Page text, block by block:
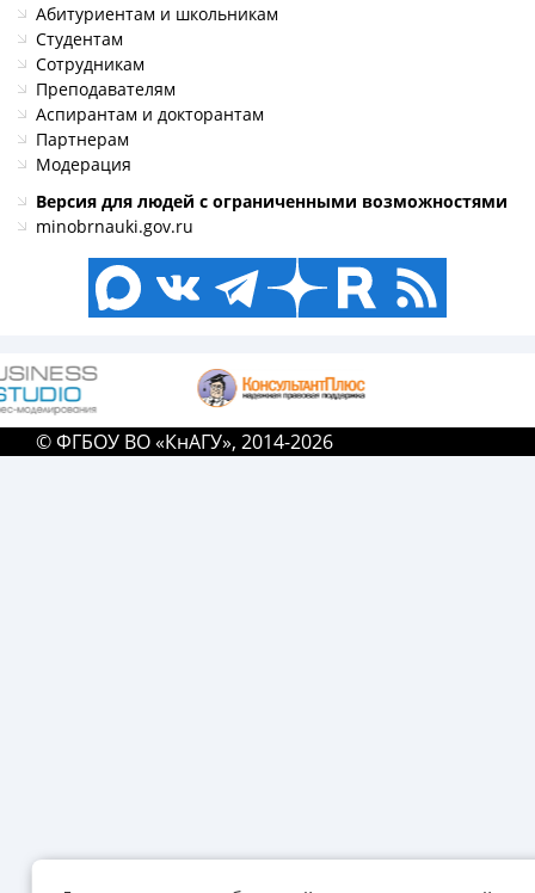
Абитуриентам и школьникам
Студентам
Сотрудникам
Преподавателям
Аспирантам и докторантам
Партнерам
Модерация
Версия для людей с ограниченными возможностями
minobrnauki.gov.ru
© ФГБОУ ВО «КнАГУ», 2014-2026